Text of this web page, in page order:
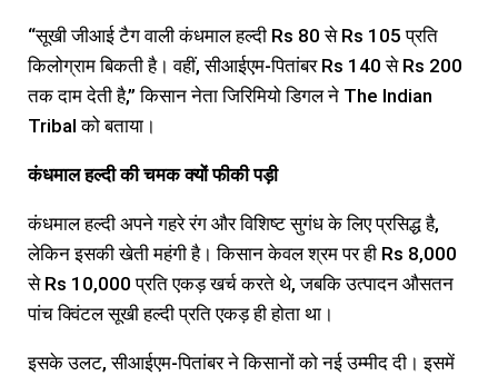
“सूखी जीआई टैग वाली कंधमाल हल्दी Rs 80 से Rs 105 प्रति
किलोग्राम बिकती है। वहीं, सीआईएम-पितांबर Rs 140 से Rs 200
तक दाम देती है,” किसान नेता जिरिमियो डिगल ने The Indian
Tribal को बताया।
कंधमालहल्दीकीचमकक्योंफीकीपड़ी
कंधमाल हल्दी अपने गहरे रंग और विशिष्ट सुगंध के लिए प्रसिद्ध है,
लेकिन इसकी खेती महंगी है। किसान केवल श्रम पर ही Rs 8,000
से Rs 10,000 प्रति एकड़ खर्च करते थे, जबकि उत्पादन औसतन
पांच क्विंटल सूखी हल्दी प्रति एकड़ ही होता था।
इसके उलट, सीआईएम-पितांबर ने किसानों को नई उम्मीद दी। इसमें